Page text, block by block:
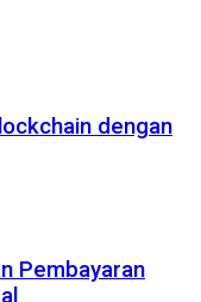
dengan
Pembayaran